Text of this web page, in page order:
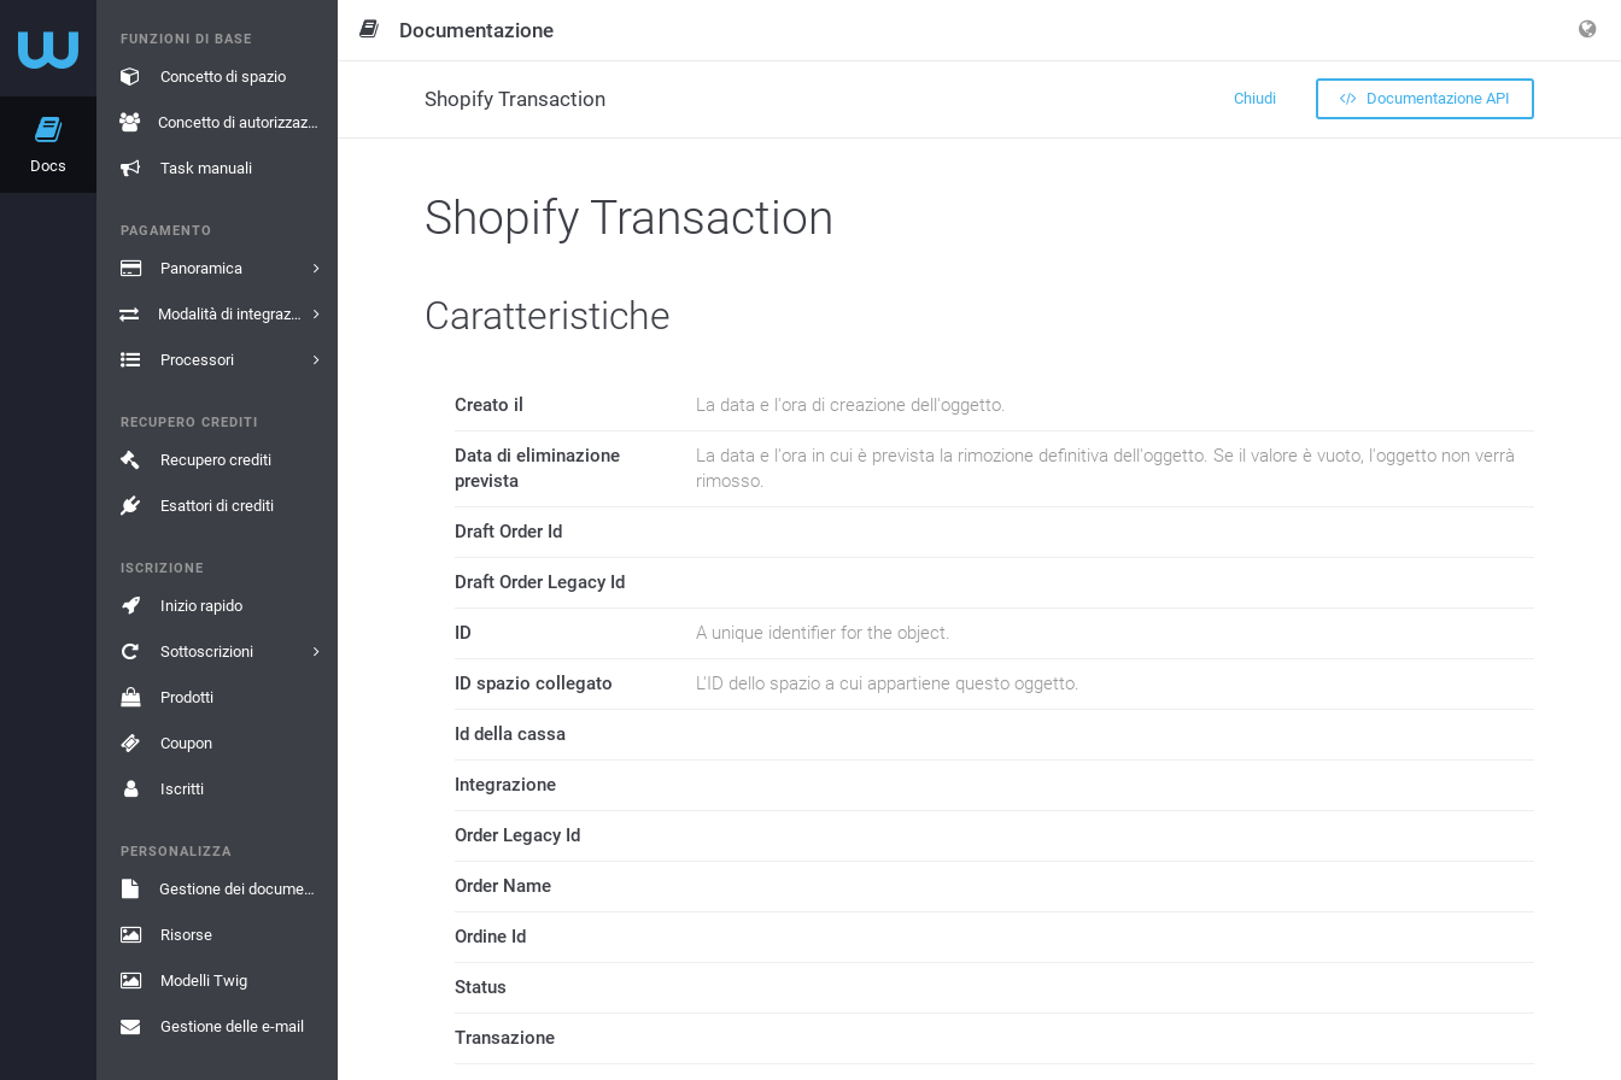
Docs
FUNZIONI DI BASE
Concetto di spazio
Concetto di autorizzazione
Task manuali
PAGAMENTO
Panoramica
Modalità di integrazione
Processori
RECUPERO CREDITI
Recupero crediti
Esattori di crediti
ISCRIZIONE
Inizio rapido
Sottoscrizioni
Prodotti
Coupon
Iscritti
PERSONALIZZA
Gestione dei documenti
Risorse
Modelli Twig
Gestione delle e-mail
Documentazione
Shopify Transaction Chiudi Documentazione API
Shopify Transaction
Caratteristiche
Creato il La data e l'ora di creazione dell'oggetto.
Data di eliminazione
prevista
La data e l'ora in cui è prevista la rimozione definitiva dell'oggetto. Se il valore è vuoto, l'oggetto non verrà
rimosso.
Draft Order Id
Draft Order Legacy Id
ID A unique identifier for the object.
ID spazio collegato L'ID dello spazio a cui appartiene questo oggetto.
Id della cassa
Integrazione
Order Legacy Id
Order Name
Ordine Id
Status
Transazione